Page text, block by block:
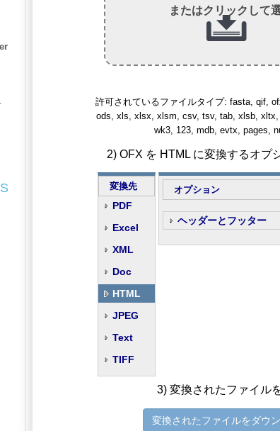
またはクリックして
許可されているファイルタイプ: fasta, qif,
ods, xls, xlsx, xlsm, csv, tsv, tab, xlsb, xltx,
wk3, 123, mdb, evtx, pages,
2) OFX を HTML に変換するオプ
変換先
PDF
Excel
XML
Doc
HTML
JPEG
Text
TIFF
オプション
ヘッダーとフッター
3) 変換されたファイル
変換されたファイルをダウ